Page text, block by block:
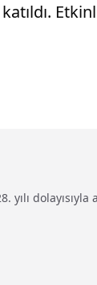
dolayısıyla